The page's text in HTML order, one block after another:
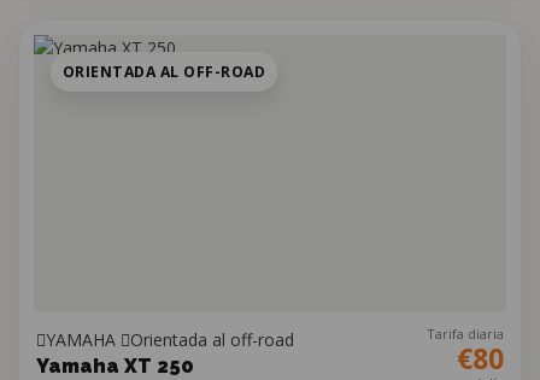
ORIENTADA AL OFF-ROAD
YAMAHA
Orientada al off-road
Yamaha XT 250
Tarifa diaria
€80